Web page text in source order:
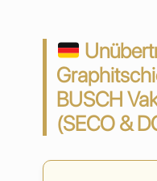
BUSCH
(SECO &